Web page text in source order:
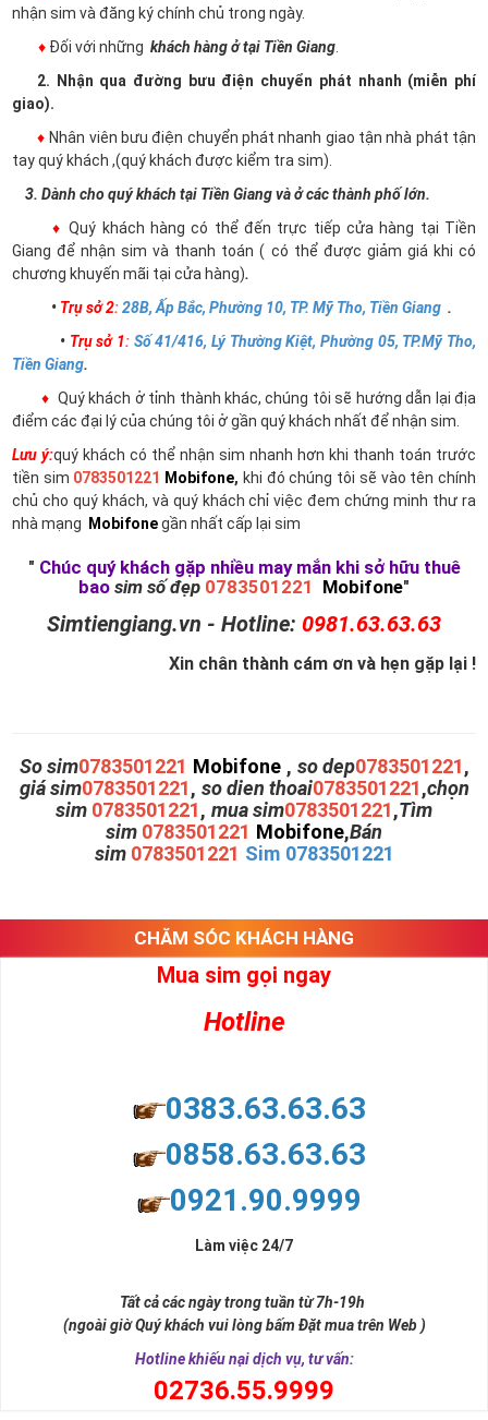
nhận sim và đăng ký chính chủ trong ngày.
♦ Đối với những khách hàng ở tại Tiền Giang
2. Nhận qua đường bưu điện chuyển phát nhanh (miễn phí
giao).
♦ Nhân viên bưu điện chuyển phát nhanh giao tận nhà phát tận
tay quý khách ,(quý khách được kiểm tra sim).
3. Dành cho quý khách tại Tiền Giang và ở các thành phố lớn.
♦ Quý khách hàng có thể đến trực tiếp cửa hàng tại Tiền
Giang để nhận sim và thanh toán ( có thể được giảm giá khi có
chương khuyến mãi tại cửa hàng).
• Trụ sở 2:28B, Ấp Bắc, Phường 10, TP. Mỹ Tho, Tiền Giang .
• Trụ sở 1: Số 41/416, Lý Thường Kiệt, Phường 05, TP.Mỹ Tho,
Tiền Giang.
♦ Quý khách ở tỉnh thành khác, chúng tôi sẽ hướng dẫn lại địa
điểm các đại lý của chúng tôi ở gần quý khách nhất để nhận sim.
Lưu ý:quý khách có thể nhận sim nhanh hơn khi thanh toán trước
tiền sim 0783501221 Mobifone, khi đó chúng tôi sẽ vào tên chính
chủ cho quý khách, và quý khách chỉ việc đem chứng minh thư ra
nhà mạng
Mobifonegần nhất cấp lại sim
" Chúc quý khách gặp nhiều may mắn khi sở hữu thuê
bao sim số đẹp 0783501221 Mobifone"
Simtiengiang.vn - Hotline: 0981.63.63.63
Xin chân thành cám ơn và hẹn gặp lại !
So sim0783501221 Mobifone , so dep0783501221,
giá sim0783501221, so dien thoai0783501221,chọn
sim 0783501221, mua sim0783501221,Tìm
sim 0783501221 Mobifone,Bán
sim 0783501221 Sim 0783501221
CHĂM SÓC KHÁCH HÀNG
Mua sim gọi ngay
Hotline
0383.63.63.63
0858.63.63.63
0921.90.9999
Làm việc 24/7
Tất cả các ngày trong tuần từ 7h-19h
(ngoài giờ Quý khách vui lòng bấm Đặt mua trên Web )
Hotline khiếu nại dịch vụ, tư vấn:
02736.55.9999